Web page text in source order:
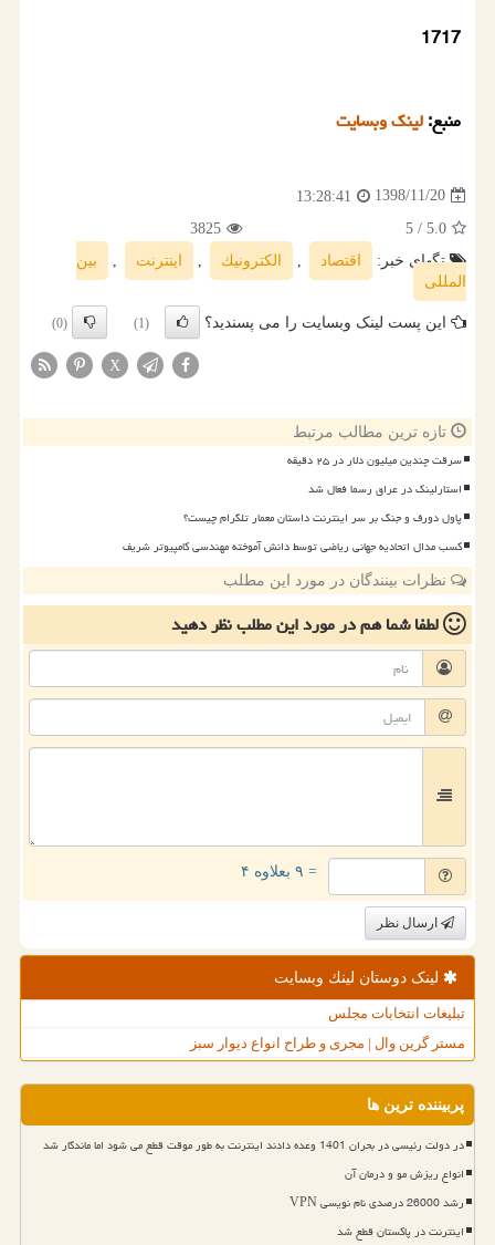
1717
منبع:لینك وبسایت
1398/11/20
13:28:41
5.0
/ 5
3825
تگهای خبر:
اقتصاد , الكترونیك , اینترنت ,
بین
المللی
این پست لینک وبسایت را می پسندید؟ (1)
(0)
X
تازه ترین مطالب مرتبط
سرقت چندین میلیون دلار در ۲۵ دقیقه
استارلینک در عراق رسما فعال شد
پاول دورف و جنگ بر سر اینترنت داستان معمار تلگرام چیست؟
کسب مدال اتحادیه جهانی ریاضی توسط دانش آموخته مهندسی کامپیوتر شریف
نظرات بینندگان در مورد این مطلب
لطفا شما همدر مورد این مطلبنظر دهید
= ۹ بعلاوه ۴
ارسال نظر
لینک دوستان لینك وبسایت
تبلیغات انتخابات مجلس
مستر گرین وال | مجری و طراح انواع دیوار سبز
پربیننده ترین ها
در دولت رئیسی در بحران 1401 وعده دادند اینترنت به طور موقت قطع می شود اما ماندگار شد
انواع ریزش مو و درمان آن
رشد 26000 درصدی نام نویسی VPN
اینترنت در پاکستان قطع شد